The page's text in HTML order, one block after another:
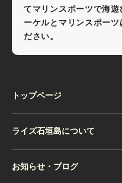
てマリンスポーツで海
ーケルとマリンスポー
ださい。
トップページ
ライズ石垣島について
お知らせ・ブログ